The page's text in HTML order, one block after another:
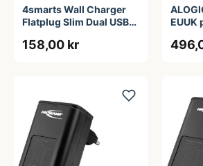
4smarts Wall Charger
Flatplug Slim Dual USB-
158,00 kr
EUUK